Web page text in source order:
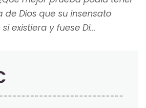
de Dios que su insensato
existiera y fuese Di...